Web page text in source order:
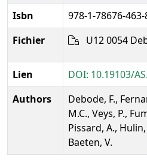
Isbn
978-1-78676-463-
Fichier
U12 0054
Lien
DOI: 10.19103/
Authors
Debode, F.,
M.C., Veys, P.,
Pissard, A.,
Baeten, V.